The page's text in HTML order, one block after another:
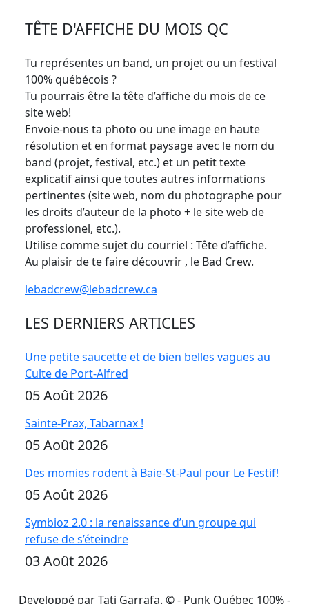
TÊTE D'AFFICHE DU MOIS QC
Tu représentes un band, un projet ou un festival
100% québécois ?
Tu pourrais être la tête d’affiche du mois de ce
site web!
Envoie-nous ta photo ou une image en haute
résolution et en format paysage avec le nom du
band (projet, festival, etc.) et un petit texte
explicatif ainsi que toutes autres informations
pertinentes (site web, nom du photographe pour
les droits d’auteur de la photo + le site web de
professionel, etc.).
Utilise comme sujet du courriel : Tête d’affiche.
Au plaisir de te faire découvrir , le Bad Crew.
lebadcrew@lebadcrew.ca
LES DERNIERS ARTICLES
Une petite saucette et de bien belles vagues au
Culte de Port-Alfred
05 Août 2026
Sainte-Prax, Tabarnax !
05 Août 2026
Des momies rodent à Baie-St-Paul pour Le Festif!
05 Août 2026
Symbioz 2.0 : la renaissance d’un groupe qui
refuse de s’éteindre
03 Août 2026
Developpé par Tati Garrafa. ©- Punk Québec 100% -